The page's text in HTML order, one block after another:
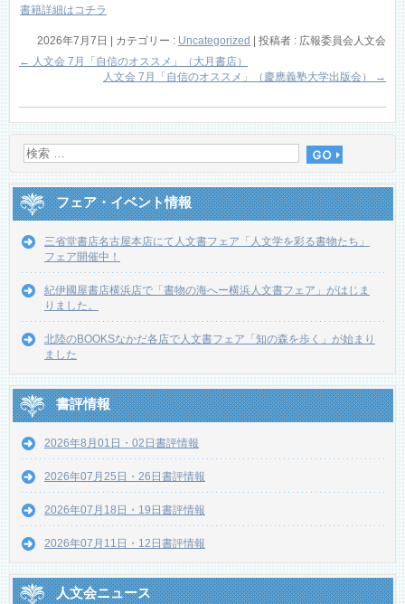
書籍詳細はコチラ
2026年7月7日 | カテゴリー : Uncategorized | 投稿者 : 広報委員会人文会
← 人文会 7月「自信のオススメ」（大月書店）
人文会 7月「自信のオススメ」（慶應義塾大学出版会）
→
フェア・イベント情報
三省堂書店名古屋本店にて人文書フェア「人文学を彩る書物たち」
フェア開催中！
紀伊國屋書店横浜店で「書物の海へー横浜人文書フェア」がはじま
りました。
北陸のBOOKSなかだ各店で人文書フェア「知の森を歩く」が始まり
ました
書評情報
2026年8月01日・02日書評情報
2026年07月25日・26日書評情報
2026年07月18日・19日書評情報
2026年07月11日・12日書評情報
人文会ニュース